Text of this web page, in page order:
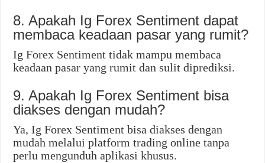
8. Apakah Ig Forex Sentiment dapat
membaca keadaan pasar yang rumit?
Ig Forex Sentiment tidak mampu membaca
keadaan pasar yang rumit dan sulit diprediksi.
9. Apakah Ig Forex Sentiment bisa
diakses dengan mudah?
Ya, Ig Forex Sentiment bisa diakses dengan
mudah melalui platform trading online tanpa
perlu mengunduh aplikasi khusus.